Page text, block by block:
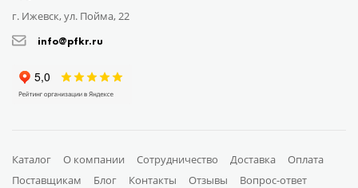
г. Ижевск, ул. Пойма, 22
info@pfkr.ru
Каталог О компании Сотрудничество Доставка
Оплата
Поставщикам
Блог Контакты Отзывы
Вопрос-ответ